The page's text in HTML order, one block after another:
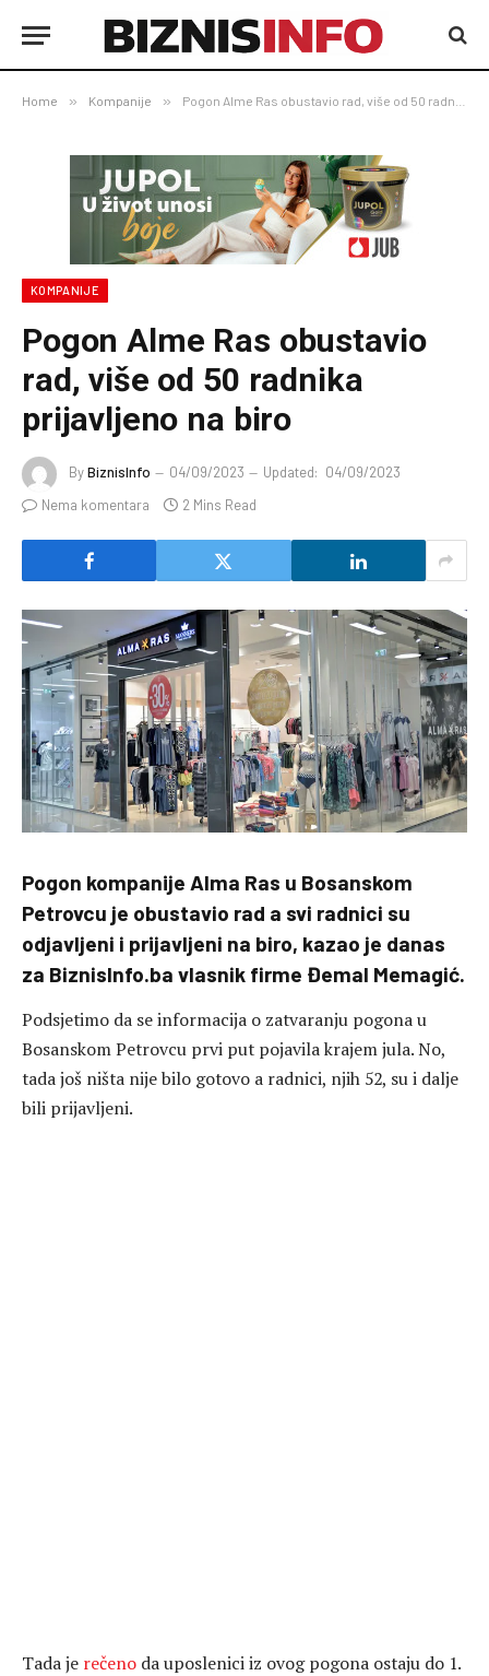
Home » Kompanije » Pogon Alme Ras obustavio rad, više od 50 radnika prijavljeno na biro
KOMPANIJE
Pogon Alme Ras obustavio
rad, više od 50 radnika
prijavljeno na biro
ByBiznisInfo 04/09/2023 Updated: 04/09/2023
Nema komentara
2 Mins Read
Pogon kompanije Alma Ras u Bosanskom
Petrovcu je obustavio rad a svi radnici su
odjavljeni i prijavljeni na biro, kazao je danas
za BiznisInfo.ba vlasnik firme Đemal Memagić.
Podsjetimo da se informacija o zatvaranju pogona u
Bosanskom Petrovcu prvi put pojavila krajem jula. No,
tada još ništa nije bilo gotovo a radnici, njih 52, su i dalje
bili prijavljeni.
Tada je rečeno da uposlenici iz ovog pogona ostaju do 1.